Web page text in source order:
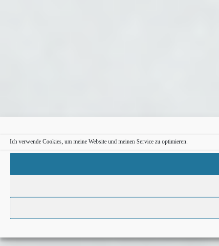
Ich verwende Cookies, um meine Website und meinen Service zu optimieren.